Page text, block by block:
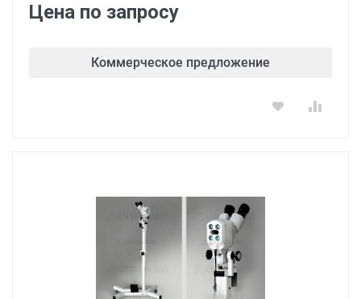
Цена по запросу
Коммерческое предложение